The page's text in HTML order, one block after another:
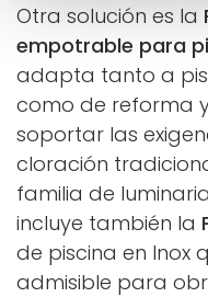
Otra solución es la
empotrable para
adapta tanto a
como de reforma
soportar las
cloración
familia de
incluye también la
de piscina en Inox
admisible para